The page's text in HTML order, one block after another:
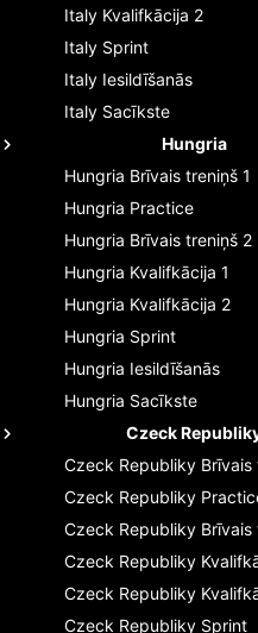
Italy Kvalifkācija 2
Italy Sprint
Italy Iesildīšanās
Italy Sacīkste
Hungria
Hungria Brīvais treniņš 1
Hungria Practice
Hungria Brīvais treniņš 2
Hungria Kvalifkācija 1
Hungria Kvalifkācija 2
Hungria Sprint
Hungria Iesildīšanās
Hungria Sacīkste
Czeck
Czeck Republiky Brīvais
Czeck Republiky
Czeck Republiky Brīvais
Czeck Republiky
Czeck Republiky
Czeck Republiky Sprint